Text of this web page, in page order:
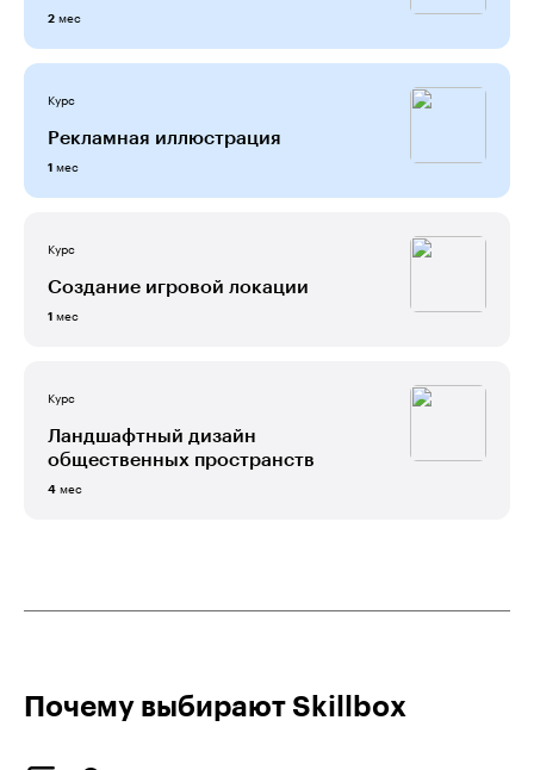
2 мес
Курс
Рекламная иллюстрация
1 мес
Курс
Создание игровой локации
1 мес
Курс
Ландшафтный дизайн
общественных пространств
4 мес
Почему выбирают Skillboх